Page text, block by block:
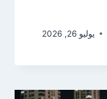
يوليو 26, 2026